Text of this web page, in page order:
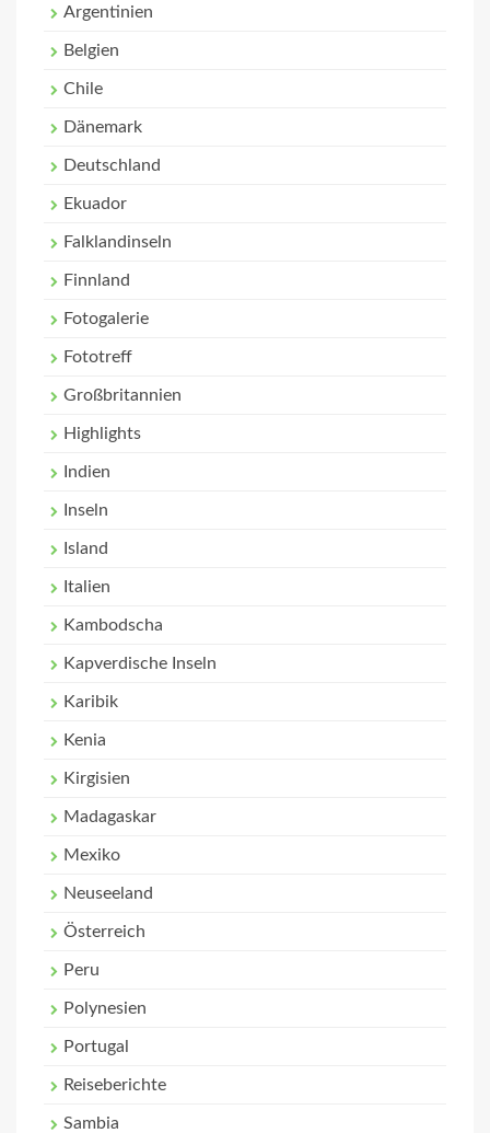
Argentinien
Belgien
Chile
Dänemark
Deutschland
Ekuador
Falklandinseln
Finnland
Fotogalerie
Fototreff
Großbritannien
Highlights
Indien
Inseln
Island
Italien
Kambodscha
Kapverdische Inseln
Karibik
Kenia
Kirgisien
Madagaskar
Mexiko
Neuseeland
Österreich
Peru
Polynesien
Portugal
Reiseberichte
Sambia